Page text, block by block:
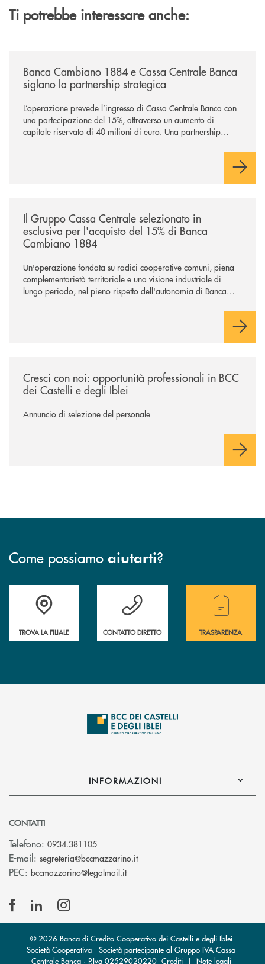
Ti potrebbe interessare anche:
Banca Cambiano 1884 e Cassa Centrale Banca
siglano la partnership strategica
L’operazione prevede l’ingresso di Cassa Centrale Banca con
una partecipazione del 15%, attraverso un aumento di
capitale riservato di 40 milioni di euro. Una partnership
comuni e sulla prossimità ai territori, per ampliare l’offerta e
Il Gruppo Cassa Centrale selezionato in
esclusiva per l'acquisto del 15% di Banca
Cambiano 1884
Un'operazione fondata su radici cooperative comuni, piena
complementarietà territoriale e una visione industriale di
lungo periodo, nel pieno rispetto dell'autonomia di Banca
negoziazione esclusiva per la finalizzazione dell’operazione.
Cresci con noi: opportunità professionali in BCC
dei Castelli e degli Iblei
Annuncio di selezione del personale
Come possiamo aiutarti?
Accedi all' elenco completo delle filiali .
TROVA LA FILIALE
Hai bisogno di assistenza immediata?
CONTATTO DIRETTO
Hai bisogno di
TRASPARENZA
INFORMAZIONI
CONTATTI
Telefono: 0934.381105
E-mail: segreteria@bccmazzarino.it(si apre l’app di posta
PEC: bccmazzarino@legalmail.it(si apre l’app di posta elettronica)
© 2026 Banca di Credito Cooperativo dei Castelli e degli Iblei
Società Cooperativa - Società partecipante al Gruppo IVA Cassa
Centrale Banca · P.Iva 02529020220 Crediti| Note legali